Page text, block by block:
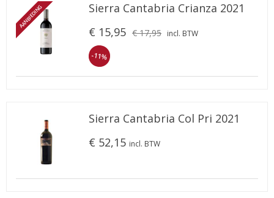
AANBIEDING
Sierra Cantabria Crianza 2021
€ 15,95 € 17,95 incl. BTW
-11%
Sierra Cantabria Col Pri 2021
€ 52,15 incl. BTW